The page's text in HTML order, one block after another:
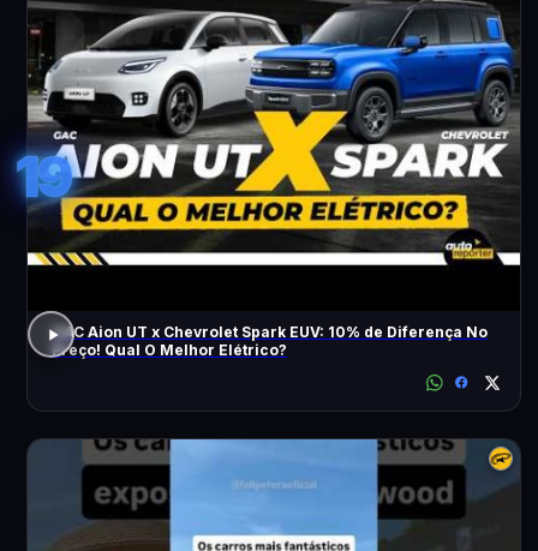
19
GAC Aion UT x Chevrolet Spark EUV: 10% de Diferença No
Preço! Qual O Melhor Elétrico?